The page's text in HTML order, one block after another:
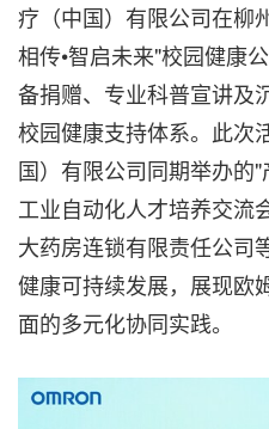
疗（中国）有限公司在柳
相传•智启未来"校园健康
备捐赠、专业科普宣讲及
校园健康支持体系。此次
国）有限公司同期举办的
工业自动化人才培养交流
大药房连锁有限责任公司
健康可持续发展，展现欧
面的多元化协同实践。